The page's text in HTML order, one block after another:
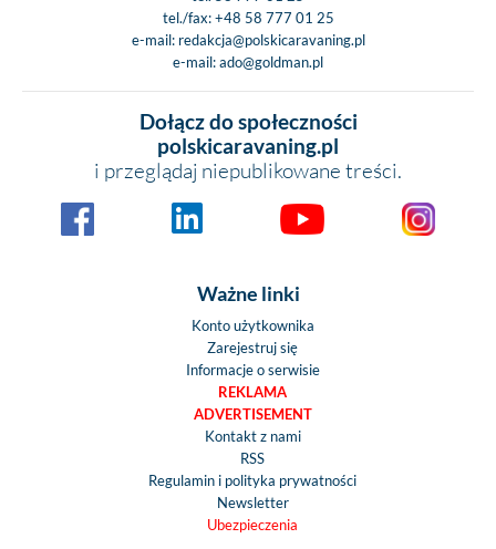
tel./fax:+48 58 777 01 25
e-mail: redakcja@polskicaravaning.pl
e-mail:ado@goldman.pl
Dołącz do społeczności
polskicaravaning.pl
i przeglądaj niepublikowane treści.
Ważne linki
Konto użytkownika
Zarejestruj się
Informacje o serwisie
REKLAMA
ADVERTISEMENT
Kontakt z nami
RSS
Regulamin i polityka prywatności
Newsletter
Ubezpieczenia